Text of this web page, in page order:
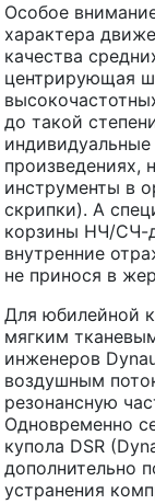
Особое
характера
качества
центрирующая
до такой
произведениях,
инструменты в
скрипки). А
корзины НЧ/СЧ-
внутренние
не принося в
Для юбилейной
мягким
инженеров
воздушным
резонансную
Одновременно
купола DSR
дополнительно
устранения